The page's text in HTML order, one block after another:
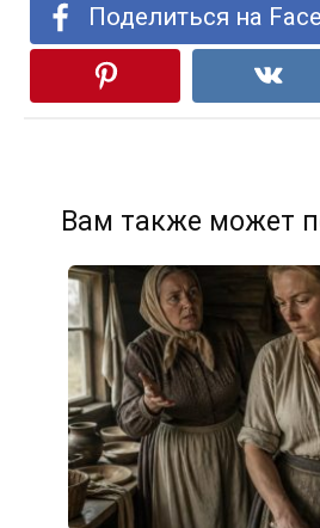
Поделиться на
Вам также может